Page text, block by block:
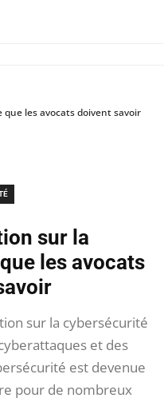
les avocats doivent savoir
sur la
les avocats
sur la cybersécurité
et des
est devenue
pour de nombreux